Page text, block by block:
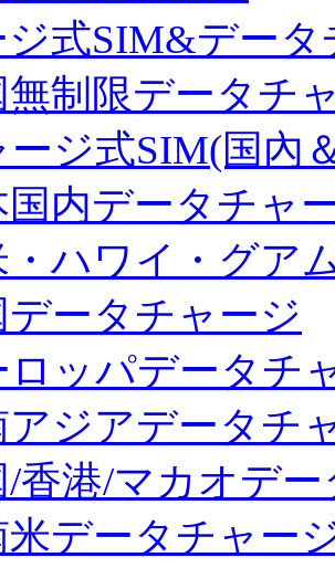
ジ式SIM&デー
無制限データチ
ージ式SIM(国內
国内データチャ
・ハワイ・グア
データチャージ
ロッパデータチ
アジアデータチ
/香港/マカオデ
米データチャー